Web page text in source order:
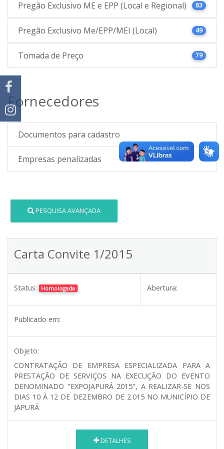
Pregão Exclusivo ME e EPP (Local e Regional) 83
Pregão Exclusivo Me/EPP/MEI (Local) 49
Tomada de Preço 79
Fornecedores
Documentos para cadastro
Empresas penalizadas
PESQUISA AVANÇADA
Carta Convite 1/2015
Status: Homologada Abertura:
Publicado em:
Objeto:
CONTRATAÇÃO DE EMPRESA ESPECIALIZADA PARA A
PRESTAÇÃO DE SERVIÇOS NA EXECUÇÃO DO EVENTO
DENOMINADO "EXPOJAPURÁ 2015", A REALIZAR-SE NOS
DIAS 10 À 12 DE DEZEMBRO DE 2.015 NO MUNICÍPIO DE
JAPURÁ
DETALHES